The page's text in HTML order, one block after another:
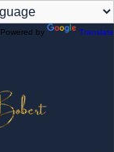
Powered by Translate